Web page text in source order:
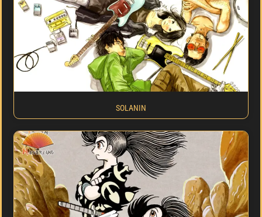
SOLANIN